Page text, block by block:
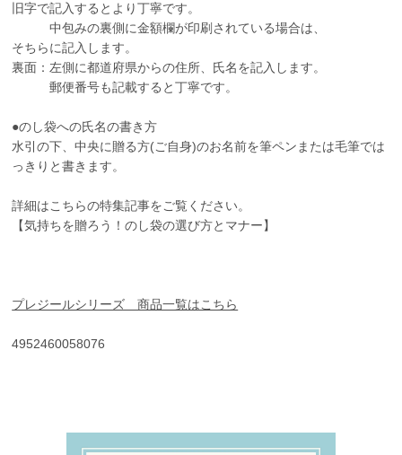
旧字で記入するとより丁寧です。
中包みの裏側に金額欄が印刷されている場合は、
そちらに記入します。
裏面：左側に都道府県からの住所、氏名を記入します。
郵便番号も記載すると丁寧です。
●のし袋への氏名の書き方
水引の下、中央に贈る方(ご自身)のお名前を筆ペンまたは毛筆では
っきりと書きます。
詳細はこちらの特集記事をご覧ください。
【気持ちを贈ろう！のし袋の選び方とマナー】
プレジールシリーズ 商品一覧はこちら
4952460058076